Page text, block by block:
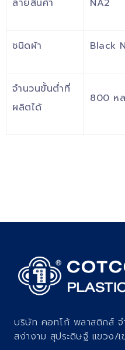
ลายสินค้า NA2
ชนิดผ้า Black
จำนวนขั้นต่ำที่
ผลิตได้
800 ห
บริษัท คอทโก้ พลาสติกส์ จ
สง่างาม สุประดิษฐ์ แขวง/